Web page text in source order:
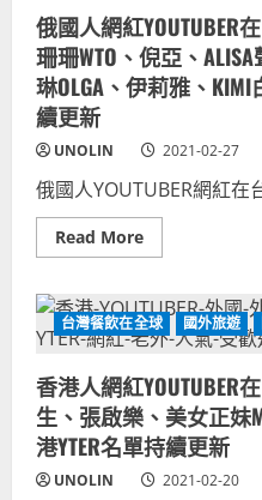
供
漫
畫
美
食
網
腦
備
先
進
訂
閱！
貝
斯
高
手
中！
台
灣
義
大
利
兩
國
第
一
名
YOUTUBER！
俄國人網紅YOUTUBER
珊珊WTO、倪亞、
琳OLGA、伊莉雅、
續更新
UNOLIN 2021-02-27
俄國人YOUTUBER網紅在
Read MoreRead
more
國
人
網
紅
在
台
灣
2：
山
姆
恬
台灣餐飲在全球 國外旅遊
香港人網紅YOUTUBER
生、張啟樂、美女正妹
港YTER名單持續更新
UNOLIN 2021-02-20